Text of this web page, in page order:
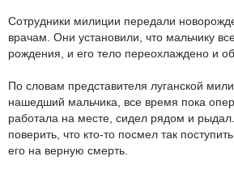
Сотрудники милиции передали
врачам. Они установили, что мальчику
рождения, и его тело переохлаждено и
По словам представителя луганской
нашедший мальчика, все время пока
работала на месте, сидел рядом и
поверить, что кто-то посмел так
его на верную смерть.